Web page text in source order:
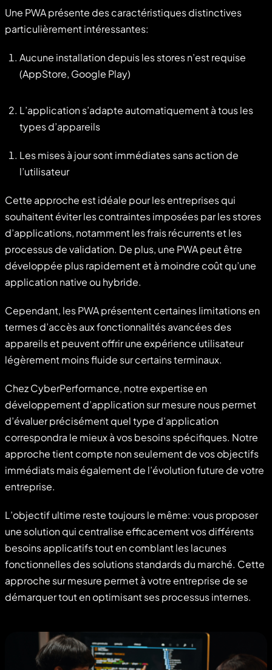
Une PWA présente des caractéristiques distinctives
particulièrement intéressantes:
Aucune installation depuis les stores n’est requise
(AppStore, Google Play)
L’application s’adapte automatiquement à tous les
types d’appareils
Les mises à jour sont immédiates sans action de
l’utilisateur
Cette approche est idéale pour les entreprises qui
souhaitent éviter les contraintes imposées par les stores
d’applications, notamment les frais récurrents et les
processus de validation. De plus, une PWA peut être
développée plus rapidement et à moindre coût qu’une
application native ou hybride.
Cependant, les PWA présentent certaines limitations en
termes d’accès aux fonctionnalités avancées des
appareils et peuvent offrir une expérience utilisateur
légèrement moins fluide sur certains terminaux.
Chez CyberPerformance, notre expertise en
développement d’application sur mesure nous permet
d’évaluer précisément quel type d’application
correspondra le mieux à vos besoins spécifiques. Notre
approche tient compte non seulement de vos objectifs
immédiats mais également de l’évolution future de votre
entreprise.
L’objectif ultime reste toujours le même: vous proposer
une solution qui centralise efficacement vos différents
besoins applicatifs tout en comblant les lacunes
fonctionnelles des solutions standards du marché. Cette
approche sur mesure permet à votre entreprise de se
démarquer tout en optimisant ses processus internes.